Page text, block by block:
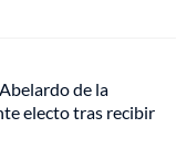
de la
electo tras recibir